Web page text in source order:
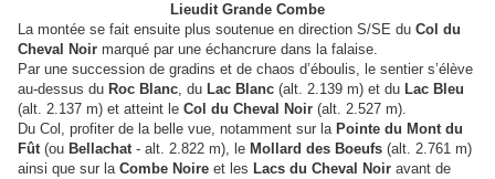
Lieudit Grande Combe
La montée se fait ensuite plus soutenue en direction S/SE du Col du
Cheval Noir marqué par une échancrure dans la falaise.
Par une succession de gradins et de chaos d’éboulis, le sentier s’élève
au-dessus du Roc Blanc, du Lac Blanc (alt. 2.139 m) et du Lac Bleu
(alt. 2.137 m) et atteint le Col du Cheval Noir (alt. 2.527 m).
Du Col, profiter de la belle vue, notamment sur la Pointe du Mont du
Fût(ou Bellachat- alt. 2.822 m), le Mollard des Boeufs (alt. 2.761 m)
ainsi que sur la Combe Noire et les Lacs du Cheval Noir avant de